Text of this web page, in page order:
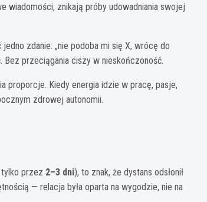
wiadomości, znikają próby udowadniania swojej
zdanie: „nie podoba mi się X, wrócę do
przeciągania ciszy w nieskończoność.
proporcje. Kiedy energia idzie w pracę, pasje,
zdrowej autonomii.
przez 2–3 dni), to znak, że dystans odsłonił
— relacja była oparta na wygodzie, nie na